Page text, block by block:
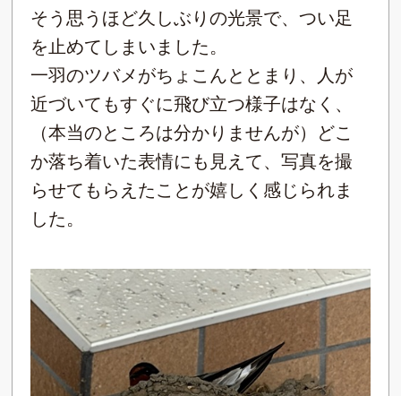
そう思うほど久しぶりの光景で、つい足
を止めてしまいました。
一羽のツバメがちょこんととまり、人が
近づいてもすぐに飛び立つ様子はなく、
（本当のところは分かりませんが）どこ
か落ち着いた表情にも見えて、写真を撮
らせてもらえたことが嬉しく感じられま
した。